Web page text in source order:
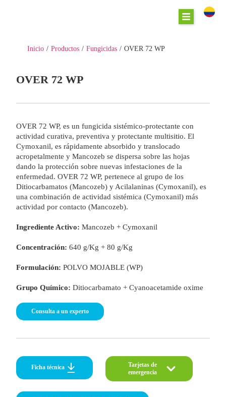
Inicio / Productos / Fungicidas / OVER 72 WP
OVER 72 WP
OVER 72 WP, es un fungicida sistémico-protectante con
actividad curativa, preventiva y protectante multisitio. El
Cymoxanil, es rápidamente absorbido y translocado
acropetalmente y Mancozeb se dispersa sobre las hojas
dando la protección sobre nuevas infestaciones de la
enfermedad. OVER 72 WP, pertenece al grupo de los
Ditiocarbamatos (Mancozeb) y Acilalaninas (Cymoxanil), es
una combinación de actividad sistémica (Cymoxanil) más
actividad por contacto (Mancozeb).
Ingrediente Activo:Mancozeb + Cymoxanil
Concentración:640 g/Kg + 80 g/Kg
Formulación:POLVO MOJABLE (WP)
Grupo Químico:Ditiocarbamato + Cyanoacetamide oxime
Consulta a un experto
Ficha técnica
Tarjetas de
emergencia